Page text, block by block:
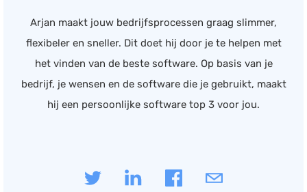
Arjan maakt jouw bedrijfsprocessen graag slimmer,
flexibeler en sneller. Dit doet hij door je te helpen met
het vinden van de beste software. Op basis van je
bedrijf, je wensen en de software die je gebruikt, maakt
hij een persoonlijke software top 3 voor jou.